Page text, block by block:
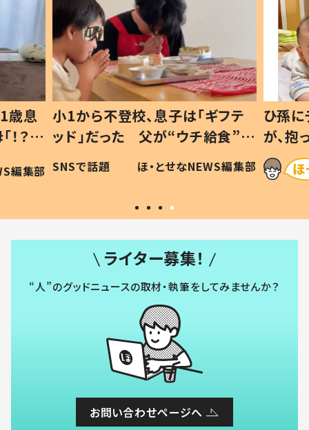
歳息
？」
編集部
小1から不登校、息子は「ギフテ
ッド」だった 父が“ウチ給食”を
作り続ける理由とは #令和の親
#令和の子
SNSで話題 ほ・とせなNEWS編集部
ひ孫
が、
「涙が
い」
ライター募集！
“人”のグッドニュースの取材・執筆をしてみませんか？
お問い合わせページへ